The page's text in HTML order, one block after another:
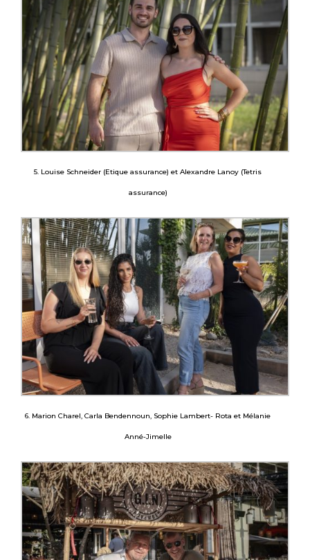
5. Louise Schneider (Etique assurance) et Alexandre Lanoy (Tetris
assurance)
6. Marion Charel, Carla Bendennoun, Sophie Lambert- Rota et Mélanie
Anné-Jimelle